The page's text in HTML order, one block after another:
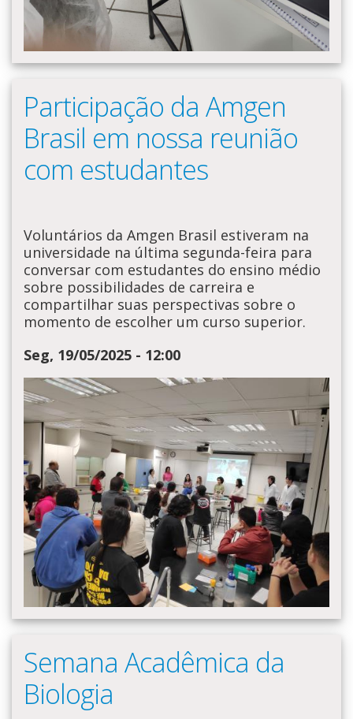
Participação da Amgen
Brasil em nossa reunião
com estudantes
Voluntários da Amgen Brasil estiveram na
universidade na última segunda-feira para
conversar com estudantes do ensino médio
sobre possibilidades de carreira e
compartilhar suas perspectivas sobre o
momento de escolher um curso superior.
Seg, 19/05/2025 - 12:00
Semana Acadêmica da
Biologia